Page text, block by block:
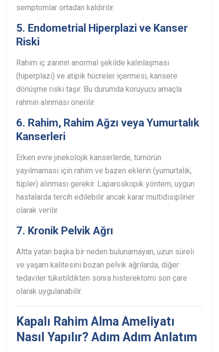
semptomlar ortadan kaldırılır.
5. Endometrial Hiperplazi ve Kanser
Riski
Rahim iç zarının anormal şekilde kalınlaşması
(hiperplazi) ve atipik hücreler içermesi, kansere
dönüşme riski taşır. Bu durumda koruyucu amaçla
rahmin alınması önerilir.
6. Rahim, Rahim Ağzı veya Yumurtalık
Kanserleri
Erken evre jinekolojik kanserlerde, tümörün
yayılmaması için rahim ve bazen eklerin (yumurtalık,
tüpler) alınması gerekir. Laparoskopik yöntem, uygun
hastalarda tercih edilebilir ancak karar multidisipliner
olarak verilir.
7. Kronik Pelvik Ağrı
Altta yatan başka bir neden bulunamayan, uzun süreli
ve yaşam kalitesini bozan pelvik ağrılarda, diğer
tedaviler tüketildikten sonra histerektomi son çare
olarak uygulanabilir.
Kapalı Rahim Alma Ameliyatı
Nasıl Yapılır? Adım Adım Anlatım